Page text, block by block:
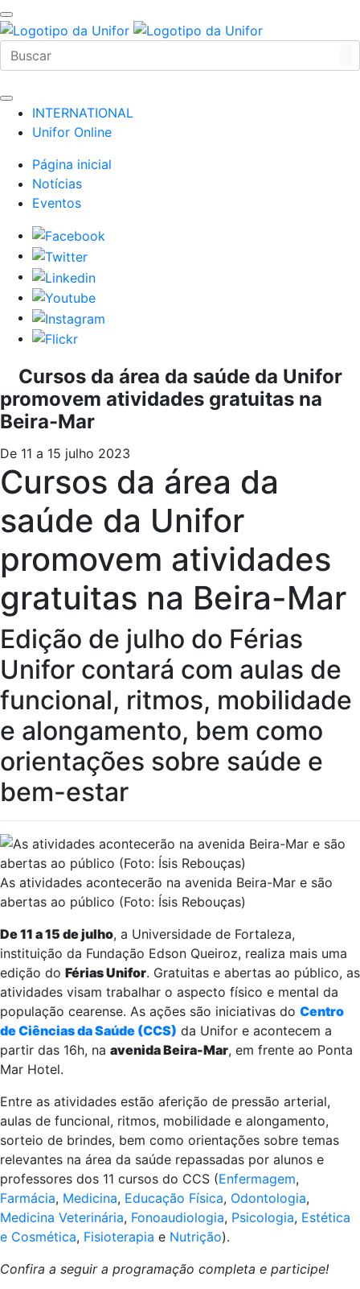
INTERNATIONAL
Unifor Online
Página inicial
Notícias
Eventos
Cursos da área da saúde da Unifor
promovem atividades gratuitas na
Beira-Mar
De 11 a 15 julho 2023
Cursos da área da
saúde da Unifor
promovem atividades
gratuitas na Beira-Mar
Edição de julho do Férias
Unifor contará com aulas de
funcional, ritmos, mobilidade
e alongamento, bem como
orientações sobre saúde e
bem-estar
As atividades acontecerão na avenida Beira-Mar e são
abertas ao público (Foto: Ísis Rebouças)
De 11 a 15 de julho, a Universidade de Fortaleza,
instituição da Fundação Edson Queiroz, realiza mais uma
edição do Férias Unifor. Gratuitas e abertas ao público, as
atividades visam trabalhar o aspecto físico e mental da
população cearense. As ações são iniciativas do Centro
de Ciências da Saúde (CCS) da Unifor e acontecem a
partir das 16h, na avenida Beira-Mar, em frente ao Ponta
Mar Hotel.
Entre as atividades estão aferição de pressão arterial,
aulas de funcional, ritmos, mobilidade e alongamento,
sorteio de brindes, bem como orientações sobre temas
relevantes na área da saúde repassadas por alunos e
professores dos 11 cursos do CCS (Enfermagem,
Farmácia, Medicina, Educação Física, Odontologia,
Medicina Veterinária, Fonoaudiologia, Psicologia, Estética
e Cosmética, Fisioterapia e Nutrição).
Confira a seguir a programação completa e participe!